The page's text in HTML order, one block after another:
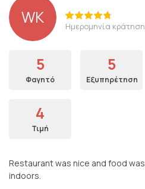
WK Ημερομηνία
5
Φαγητό
5
Εξυπηρέτηση
4
Τιμή
Restaurant was nice and food
indoors.